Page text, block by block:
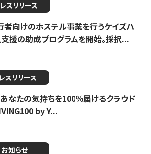
スリリース
者向けのホステル事業を行うケイズハ
援の助成プログラムを開始。採択...
スリリース
あなたの気持ちを100％届けるクラウド
by Y...
お知らせ